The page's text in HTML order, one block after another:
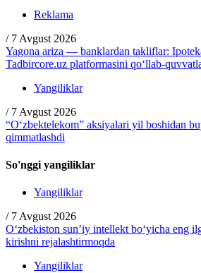
Reklama
/ 7 Avgust 2026
Yagona ariza — banklardan takliflar:
Tadbircore.uz platformasini qo‘llab-
Yangiliklar
/ 7 Avgust 2026
“O‘zbektelekom” aksiyalari yil boshidan
qimmatlashdi
So'nggi yangiliklar
Yangiliklar
/ 7 Avgust 2026
O‘zbekiston sun’iy intellekt bo‘yicha eng
kirishni rejalashtirmoqda
Yangiliklar